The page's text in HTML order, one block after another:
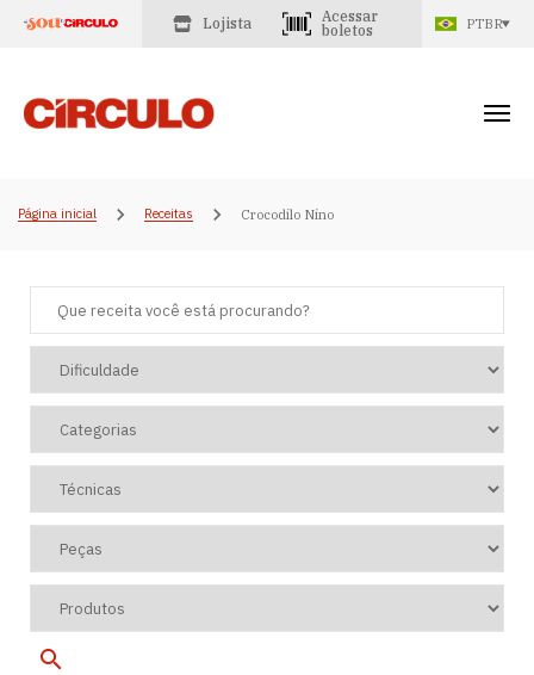
Lojista
Acessar
boletos
PTBR
Página inicial Receitas Crocodilo Nino